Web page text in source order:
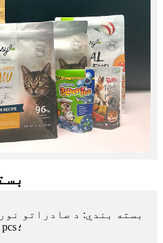
بسته بندي: د صادراتو
په یوه کارتن کې 500-3000pcs؛